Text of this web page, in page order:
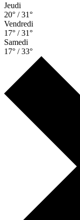
Jeudi
20° / 31°
Vendredi
17° / 31°
Samedi
17° / 33°